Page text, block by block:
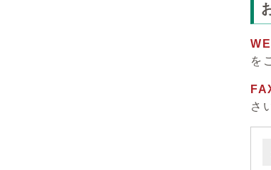
を
さ